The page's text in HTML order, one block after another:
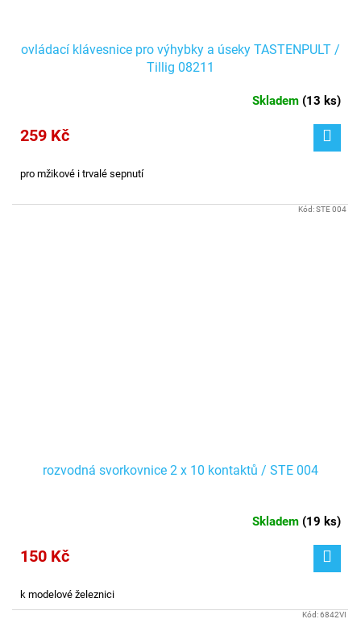
ovládací klávesnice pro výhybky a úseky TASTENPULT /
Tillig 08211
Skladem (13 ks)
259 Kč
pro mžikové i trvalé sepnutí
rozvodná svorkovnice 2 x 10 kontaktů / STE 004
Skladem (19 ks)
150 Kč
k modelové železnici
Kód:STE 004
Kód:6842VI